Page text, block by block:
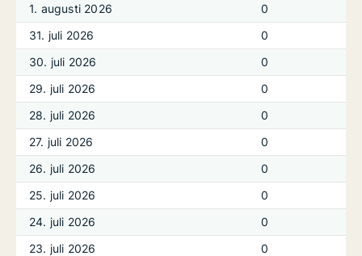
1. augusti 2026
0
31. juli 2026
0
30. juli 2026
0
29. juli 2026
0
28. juli 2026
0
27. juli 2026
0
26. juli 2026
0
25. juli 2026
0
24. juli 2026
0
23. juli 2026
0